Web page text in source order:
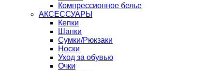
Компрессионное белье
АКСЕССУАРЫ
Кепки
Шапки
Сумки/Рюкзаки
Носки
Уход за обувью
Очки